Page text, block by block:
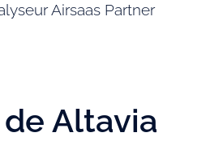
Airsaas Partner
Altavia